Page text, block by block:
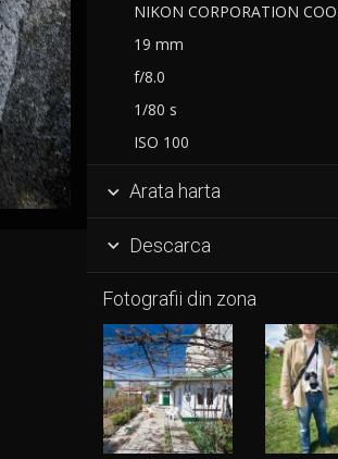
NIKON CORPORATION
19 mm
f/8.0
1/80 s
ISO 100
 Arata harta
 Descarca
Fotografii din zona